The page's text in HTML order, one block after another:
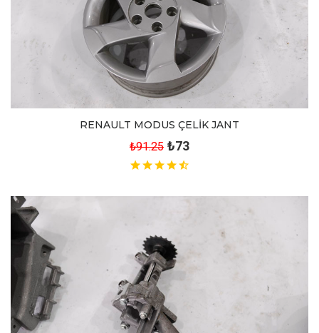
RENAULT MODUS ÇELİK JANT
₺91.25 ₺73